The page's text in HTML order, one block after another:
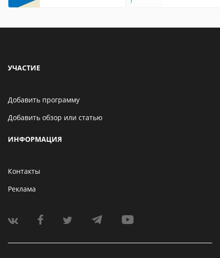
УЧАСТИЕ
Добавить программу
Добавить обзор или статью
ИНФОРМАЦИЯ
Контакты
Реклама